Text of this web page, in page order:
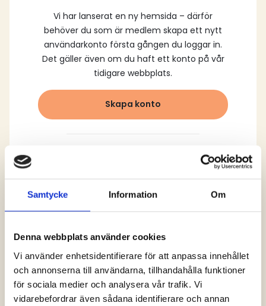
Samtycke Information Om
Denna webbplats använder cookies
Vi använder enhetsidentifierare för att anpassa innehållet
och annonserna till användarna, tillhandahålla funktioner
för sociala medier och analysera vår trafik. Vi
vidarebefordrar även sådana identifierare och annan
Vi har lanserat en ny hemsida – därför
behöver du som är medlem skapa ett nytt
användarkonto första gången du loggar in.
Det gäller även om du haft ett konto på vår
tidigare webbplats.
Skapa konto
Logga in och ta del av allt som vår hemsida
har att erbjuda. Saknar du dina uppgifter?
lösenord” alternativt kontakta oss så hjälper
vi dig!
Logga in